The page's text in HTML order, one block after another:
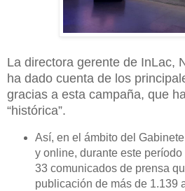
La directora gerente de InLac,
ha dado cuenta de los
gracias a esta campaña, que
“histórica”.
Así, en el ámbito del
y online, durante este
33 comunicados de prensa
publicación de más de 1.139